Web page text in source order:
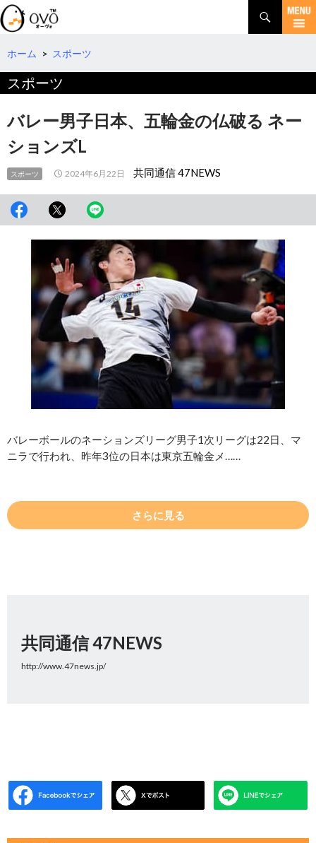
検
索
コ
テ
へ
動
ホーム > スポーツ
スポーツ
バレー男子日本、五輪金の仏破る ネー
ションズL
スポーツ 2024年6月22日 共同通信 47NEWS
バレーボールのネーションズリーグ男子1次リーグは22日、マ
ニラで行われ、昨年3位の日本は東京五輪金メ……
さらに見る
共同通信 47NEWS
http://www.47news.jp/